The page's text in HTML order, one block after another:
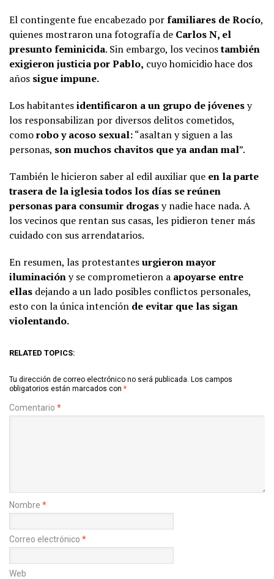
El contingente fue encabezado porfamiliares de Rocío,
quienes mostraron una fotografía de Carlos N, el
presunto feminicida. Sin embargo, los vecinostambién
exigieron justicia por Pablo, cuyo homicidio hace dos
años sigue impune.
Los habitantesidentificaron a un grupo de jóvenesy
los responsabilizan por diversos delitos cometidos,
comorobo y acoso sexual:“asaltan y siguen a las
personas, son muchos chavitos que ya andan mal”.
También le hicieron saber al edil auxiliar que en la parte
trasera de la iglesia todos los días se reúnen
personas para consumir drogasy nadie hace nada. A
los vecinos que rentan sus casas, les pidieron tener más
cuidado con sus arrendatarios.
En resumen, las protestantesurgieron mayor
iluminacióny se comprometieron a apoyarse entre
ellas dejando a un lado posibles conflictos personales,
esto con la única intención de evitar que las sigan
violentando.
RELATED TOPICS:
Tu dirección de correo electrónico no será publicada. Los campos
obligatorios están marcados con *
Comentario *
Nombre *
Correo electrónico *
Web